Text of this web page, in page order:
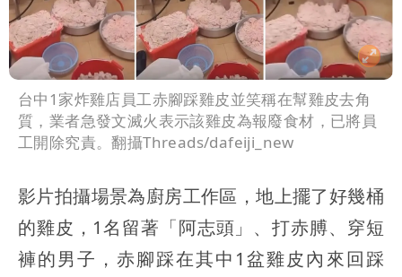
台中1家炸雞店員工赤腳踩雞皮並笑稱在幫雞皮去角
質，業者急發文滅火表示該雞皮為報廢食材，已將員
工開除究責。翻攝Threads/dafeiji_new
影片拍攝場景為廚房工作區，地上擺了好幾桶
的雞皮，1名留著「阿志頭」、打赤膊、穿短
褲的男子，赤腳踩在其中1盆雞皮內來回踩